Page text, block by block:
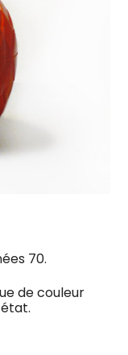
70.
de couleur